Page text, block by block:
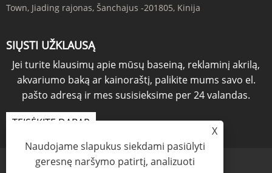
Town, Jiading rajonas, Šanchajus -201805, Kinija
SIŲSTI UŽKLAUSĄ
Jei turite klausimų apie mūsų baseiną, reklaminį akrilą,
akvariumo baką ar kainoraštį, palikite mums savo el.
pašto adresą ir mes susisieksime per 24 valandas.
TEISĖKITE DABAR
X
Naudojame slapukus siekdami pasiūlyti
geresnę naršymo patirtį, analizuoti